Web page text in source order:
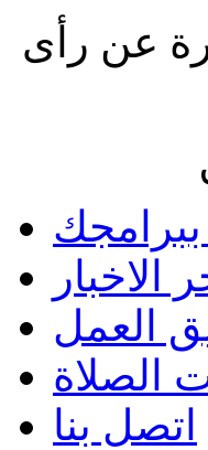
عن رأى
الاخبار
العمل
الصلاة
اتصل بنا